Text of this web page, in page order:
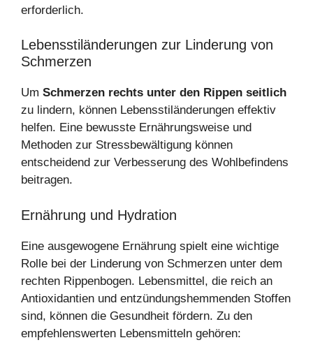
erforderlich.
Lebensstiländerungen zur Linderung von
Schmerzen
Um Schmerzen rechts unter den Rippen seitlich
zu lindern, können Lebensstiländerungen effektiv
helfen. Eine bewusste Ernährungsweise und
Methoden zur Stressbewältigung können
entscheidend zur Verbesserung des Wohlbefindens
beitragen.
Ernährung und Hydration
Eine ausgewogene Ernährung spielt eine wichtige
Rolle bei der Linderung von Schmerzen unter dem
rechten Rippenbogen. Lebensmittel, die reich an
Antioxidantien und entzündungshemmenden Stoffen
sind, können die Gesundheit fördern. Zu den
empfehlenswerten Lebensmitteln gehören: